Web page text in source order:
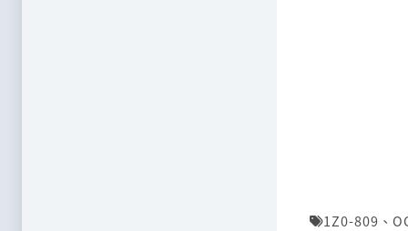
1Z0-809 、